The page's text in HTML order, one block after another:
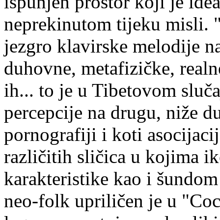
neprekinutom tijeku misli.
jezgro klavirske melodije
duhovne, metafizičke,
ih... to je u Tibetovom
percepcije na drugu, niže
pornografiji i koti
različitih sličica u kojima
karakteristike kao i
neo-folk upriličen je u